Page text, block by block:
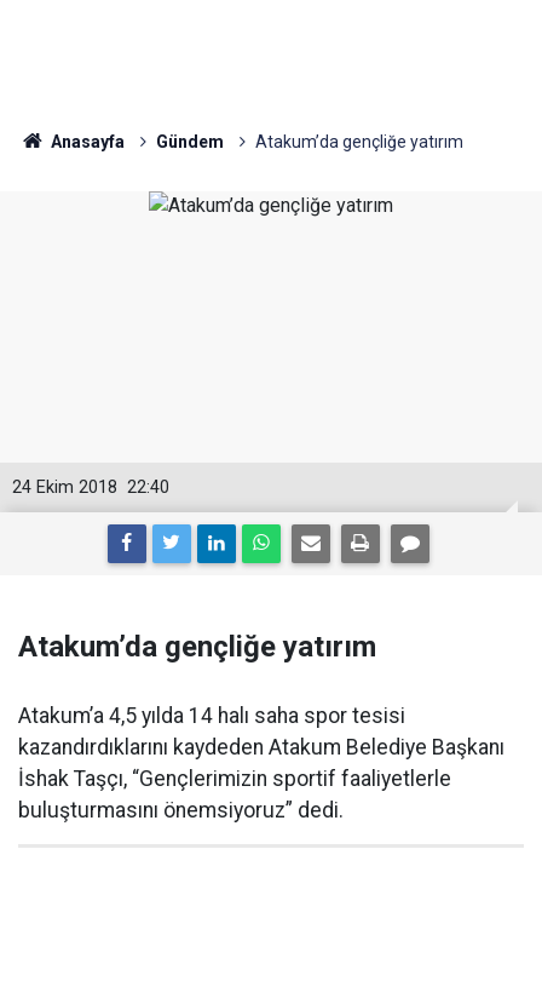
Anasayfa Gündem Atakum’da gençliğe yatırım
22:40
24 Ekim 2018
Atakum’da gençliğe yatırım
Atakum’a 4,5 yılda 14 halı saha spor tesisi
kazandırdıklarını kaydeden Atakum Belediye Başkanı
İshak Taşçı, “Gençlerimizin sportif faaliyetlerle
buluşturmasını önemsiyoruz” dedi.